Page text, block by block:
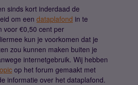
sinds kort inderdaad de
om een dataplafond in te
voor €0,50 cent per
kun je voorkomen dat je
zou kunnen maken buiten je
internetgebruik. Wij hebben
op het forum gemaakt met
informatie over het dataplafond.